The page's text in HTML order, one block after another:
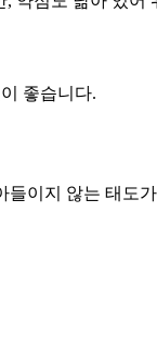
좋습니다.
이지 않는 태도